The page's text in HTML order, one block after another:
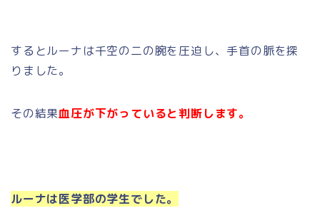
するとルーナは千空の二の腕を圧迫し、手首の脈を探
りました。
その結果血圧が下がっていると判断します。
ルーナは医学部の学生でした。